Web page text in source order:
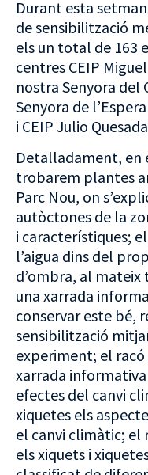
Durant esta
de sensibilització
els un total de 163
centres CEIP
nostra Senyora del
Senyora de
i CEIP Julio
Detalladament, en
trobarem plantes
Parc Nou, on
autòctones de la
i característiques;
l’aigua dins del
d’ombra, al
una xarrada
conservar este bé,
sensibilització
experiment; el
xarrada informativa
efectes del canvi
xiquetes els
el canvi climàtic; el
els xiquets i